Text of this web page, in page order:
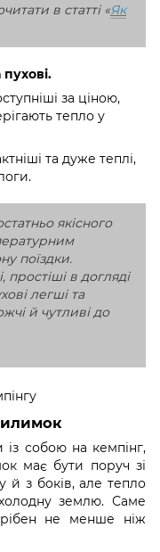
в статті «Як
пухові.
за ціною,
тепло у
та дуже теплі,
якісного
поїздки.
в догляді
легші та
й чутливі до
собою на кемпінг,
має бути поруч зі
й з боків, але тепло
землю. Саме
не менше ніж